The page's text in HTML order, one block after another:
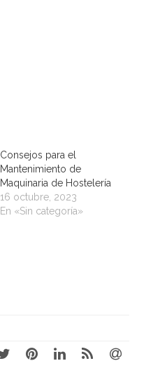
Consejos para el
Mantenimiento de
Maquinaria de Hostelería
16 octubre, 2023
En «Sin categoría»